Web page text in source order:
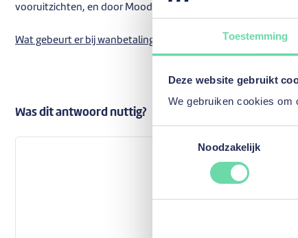
Toestemming
Deze website gebruikt
We gebruiken cookies om
Noodzakelijk
vooruitzichten, en door Moody’s als ‘A2’ eveneens met
Wat gebeurt er bij wanbetaling van een persoonlijke lening
Was dit antwoord nuttig?